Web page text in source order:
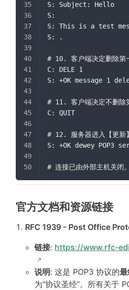
S: Subject: Hello
S:
S: This is a test
S: .
# 10. 客户端决定删除第
C: DELE 1
S: +OK message 1
# 11. 客户端决定不删除
C: QUIT
# 12. 服务器进入【更新
S: +OK dewey POP3
# 连接已由外部主机关闭。
官方文档和资源链接
RFC 1939 - Post Office
链接: https://www.rfc-
说明: 这是 POP3 协议的
为“协议圣经”。所有关于